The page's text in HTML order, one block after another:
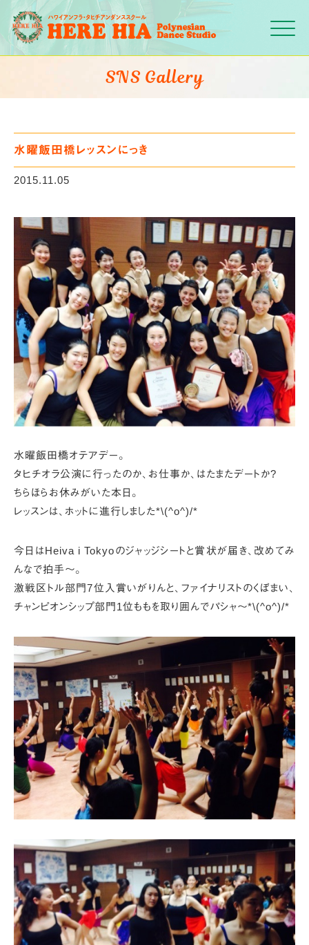
Click
SNS Gallery
水曜飯田橋レッスンにっき
2015.11.05
水曜飯田橋オテアデー。
タヒチオラ公演に行ったのか、お仕事か、はたまたデートか?
ちらほらお休みがいた本日。
レッスンは、ホットに進行しました*\(^o^)/*
今日はHeiva i Tokyoのジャッジシートと賞状が届き、 改めてみ
んなで拍手～。
激戦区トル部門7位入賞いがりんと、ファイナリストのくぼまい、
チャンピオンシップ部門1位ももを取り囲んでパシャ～*\(^o^)/*